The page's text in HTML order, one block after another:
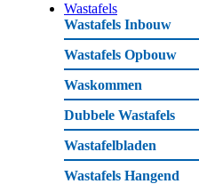
Wastafels
Wastafels Inbouw
Wastafels Opbouw
Waskommen
Dubbele Wastafels
Wastafelbladen
Wastafels Hangend